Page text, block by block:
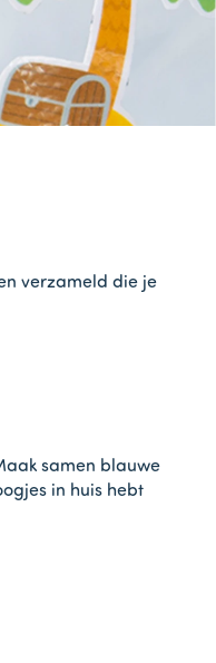
verzameld die je
samen blauwe
in huis hebt